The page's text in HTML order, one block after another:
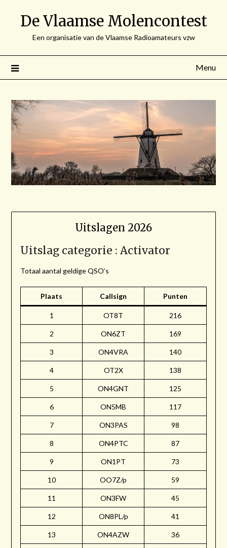
De Vlaamse Molencontest
Een organisatie van de Vlaamse Radioamateurs vzw
Menu
Uitslagen 2026
Uitslag categorie : Activator
Totaal aantal geldige QSO’s
Plaats Callsign Punten
1 OT8T 216
2 ON6ZT 169
3 ON4VRA 140
4 OT2X 138
5 ON4GNT 125
6 ON5MB 117
7 ON3PAS 98
8 ON4PTC 87
9 ON1PT 73
10 OO7Z/p 59
11 ON3FW 45
12 ON8PL/p 41
13 ON4AZW 36